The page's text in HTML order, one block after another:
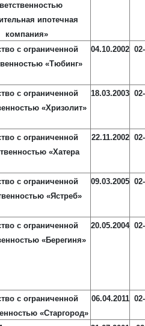
ипотечная
компания»
с ограниченной
«Тюбинг»
04.10.2002
с ограниченной
«Хризолит»
18.03.2003
с ограниченной
«Хатера
22.11.2002
с ограниченной
«Ястреб»
09.03.2005
с ограниченной
«Берегиня»
20.05.2004
с ограниченной
«Старгород»
06.04.2011